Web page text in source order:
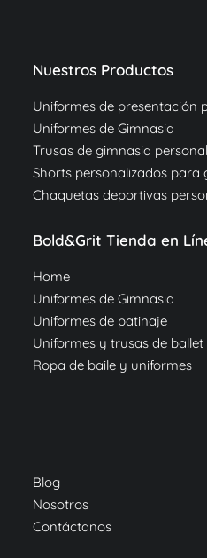
Nuestros Productos
Uniformes de presentación
Uniformes de Gimnasia
Trusas de gimnasia
Shorts personalizados para
Chaquetas deportivas
Bold&Grit Tienda en
Home
Uniformes de Gimnasia
Uniformes de patinaje
Uniformes y trusas de ballet
Ropa de baile y uniformes
Blog
Nosotros
Contáctanos